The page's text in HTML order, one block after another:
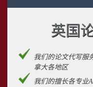
英国
我们的论文代写服
拿大各地区
我们的擅长各专业